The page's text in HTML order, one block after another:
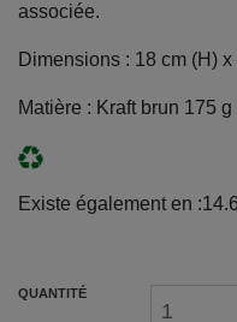
associée.
Dimensions : 18 cm (H)
Matière : Kraft brun 175
Existe également en :
QUANTITÉ